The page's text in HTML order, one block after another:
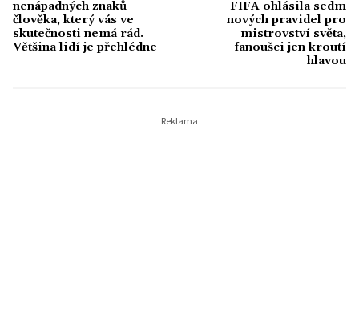
nenápadných znaků
člověka, který vás ve
skutečnosti nemá rád.
Většina lidí je přehlédne
FIFA ohlásila sedm
nových pravidel pro
mistrovství světa,
fanoušci jen kroutí
hlavou